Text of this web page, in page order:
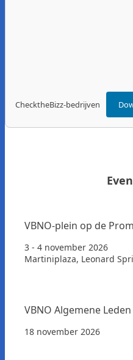
ChecktheBizz-bedrijven
VBNO-plein op de
3 - 4 november 2026
Martiniplaza, Leonard
VBNO Algemene
18 november 2026